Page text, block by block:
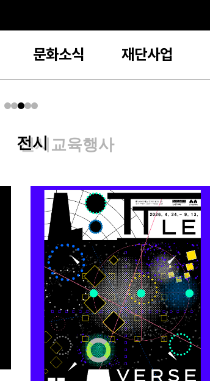
문화소식 재단사업
전시교육행사